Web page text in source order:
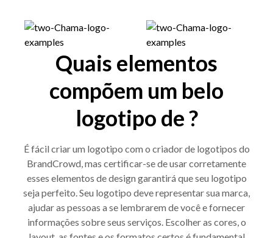
Quais elementos
compõem um belo
logotipo de ?
É fácil criar um logotipo com o criador de logotipos do
BrandCrowd, mas certificar-se de usar corretamente
esses elementos de design garantirá que seu logotipo
seja perfeito. Seu logotipo deve representar sua marca,
ajudar as pessoas a se lembrarem de você e fornecer
informações sobre seus serviços. Escolher as cores, o